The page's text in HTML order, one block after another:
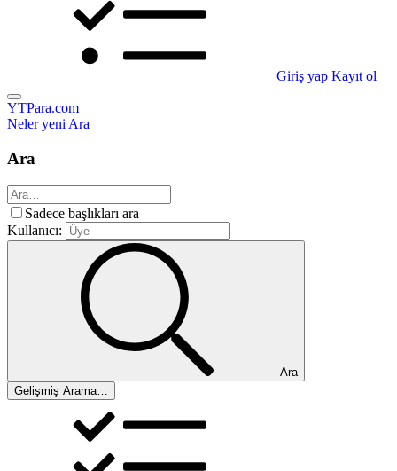
Giriş yap Kayıt ol
YTPara.com
Neler yeniAra
Ara
Sadece başlıkları ara
Kullanıcı:
Ara
Gelişmiş Arama…